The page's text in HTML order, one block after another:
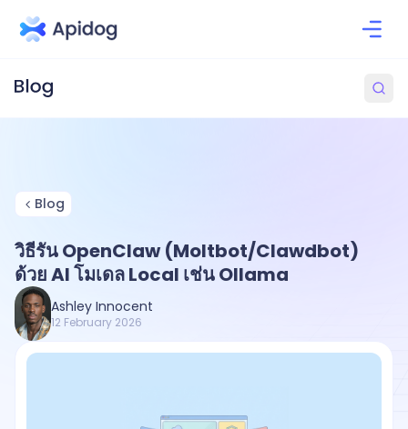
Blog
วิธีรัน OpenClaw (Moltbot/Clawdbot)
ด้วย AI โมเดล Local เช่น Ollama
Ashley Innocent
12 February 2026